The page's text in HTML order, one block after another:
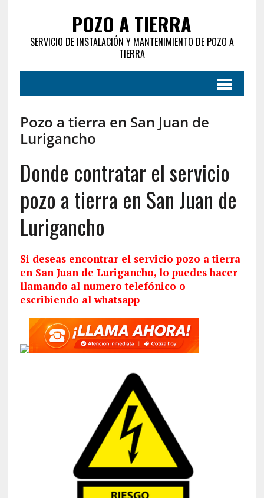
POZO A TIERRA
SERVICIO DE INSTALACIÓN Y MANTENIMIENTO DE POZO A
TIERRA
Pozo a tierra en San Juan de
Lurigancho
Donde contratar el servicio
pozo a tierra en San Juan de
Lurigancho
Si deseas encontrar el servicio pozo a tierra
en San Juan de Lurigancho, lo puedes hacer
llamando al numero telefónico o
escribiendo al whatsapp